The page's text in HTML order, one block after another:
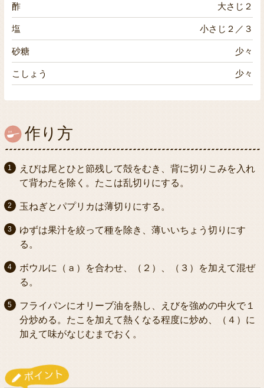
酢 大さじ２
塩 小さじ２／３
砂糖 少々
こしょう 少々
作り方
えびは尾とひと節残して殻をむき、背に切りこみを入れ
て背わたを除く。たこは乱切りにする。
玉ねぎとパプリカは薄切りにする。
ゆずは果汁を絞って種を除き、薄いいちょう切りにす
る。
ボウルに（ａ）を合わせ、（２）、（３）を加えて混ぜ
る。
フライパンにオリーブ油を熱し、えびを強めの中火で１
分炒める。たこを加えて熱くなる程度に炒め、（４）に
加えて味がなじむまでおく。